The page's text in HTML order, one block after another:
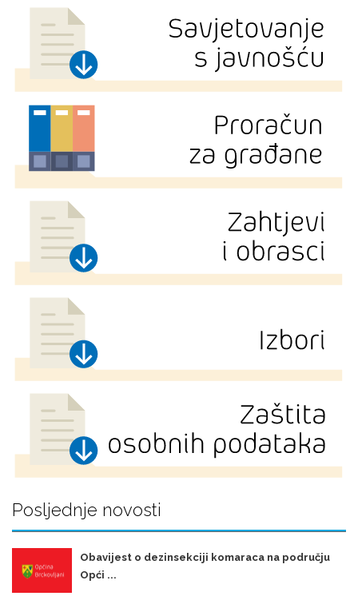
Posljednje novosti
Obavijest o dezinsekciji komaraca na području
Opći ...